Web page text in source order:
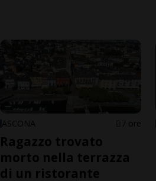
ASCONA 7 ore
Ragazzo trovato
morto nella terrazza
di un ristorante